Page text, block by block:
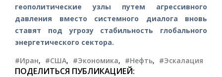
геополитические узлы путем агрессивного
давления вместо системного диалога вновь
ставят под угрозу стабильность глобального
энергетического сектора.
#Иран, #США, #Экономика, #Нефть, #Эскалация
ПОДЕЛИТЬСЯ ПУБЛИКАЦИЕЙ: